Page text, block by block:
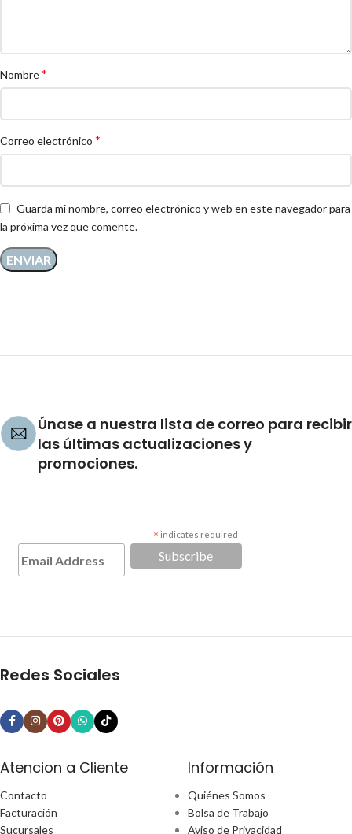
Nombre*
Correo electrónico *
Guarda mi nombre, correo electrónico y web en este navegador para
la próxima vez que comente.
Únase a nuestra lista de correo para recibir
las últimas actualizaciones y
promociones.
* indicates required
Redes Sociales
Atencion a Cliente
Contacto
Facturación
Sucursales
Información
Quiénes Somos
Bolsa de Trabajo
Aviso de Privacidad